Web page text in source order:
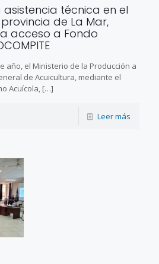
asistencia técnica en el
de La Mar,
acceso a Fondo
año, el Ministerio de la Producción a
de Acuicultura, mediante el
Acuícola, […]
Leer más